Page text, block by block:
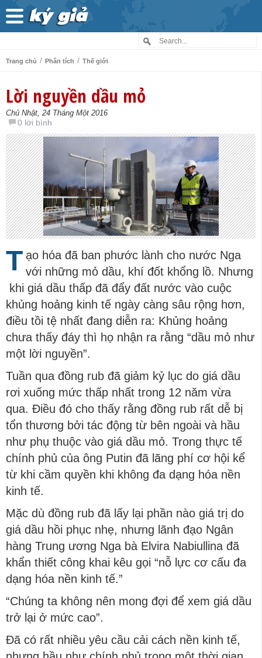
Trang chủ / Phân tích / Thế giới
Lời nguyền dầu mỏ
Chủ Nhật, 24 Tháng Một 2016
0 lời bình
T ạo hóa đã ban phước lành cho nước Nga
với những mỏ dầu, khí đốt khổng lồ. Nhưng
khi giá dầu thấp đã đẩy đất nước vào cuộc
khủng hoảng kinh tế ngày càng sâu rộng hơn,
điều tồi tệ nhất đang diễn ra: Khủng hoảng
chưa thấy đáy thì họ nhận ra rằng “dầu mỏ như
một lời nguyền”.
Tuần qua đồng rub đã giảm kỷ lục do giá dầu
rơi xuống mức thấp nhất trong 12 năm vừa
qua. Điều đó cho thấy rằng đồng rub rất dễ bị
tổn thương bởi tác động từ bên ngoài và hầu
như phụ thuộc vào giá dầu mỏ. Trong thực tế
chính phủ của ông Putin đã lãng phí cơ hội kể
từ khi cầm quyền khi không đa dạng hóa nền
kinh tế.
Mặc dù đồng rub đã lấy lại phần nào giá trị do
giá dầu hồi phục nhẹ, nhưng lãnh đạo Ngân
hàng Trung ương Nga bà Elvira Nabiullina đã
khẩn thiết công khai kêu gọi “nỗ lực cơ cấu đa
dạng hóa nền kinh tế.”
“Chúng ta không nên mong đợi để xem giá dầu
trở lại ở mức cao”.
Đã có rất nhiều yêu cầu cải cách nền kinh tế,